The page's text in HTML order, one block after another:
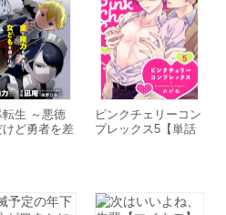
転生 ～悪徳
けど勇者を差
ピンクチェリーコン
プレックス5【単話